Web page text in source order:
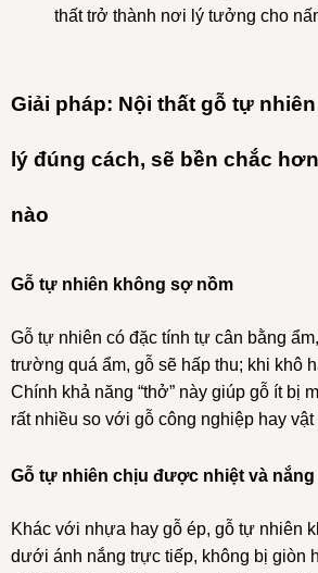
thất trở thành nơi lý tưởng cho
Giải pháp: Nội thất gỗ tự
lý đúng cách, sẽ bền chắc
nào
Gỗ tự nhiên không sợ nồm
Gỗ tự nhiên có đặc tính tự cân bằng
trường quá ẩm, gỗ sẽ hấp thu; khi khô
Chính khả năng “thở” này giúp gỗ ít bị
rất nhiều so với gỗ công nghiệp hay
Gỗ tự nhiên chịu được nhiệt và nắng
Khác với nhựa hay gỗ ép, gỗ tự nhiên
dưới ánh nắng trực tiếp, không bị giòn